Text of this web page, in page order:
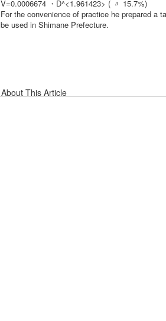
V=0.0006674 ・D^<1.961423> ( 〃 15.7%)
For the convenience of practice he prepared a
be used in Shimane Prefecture.
About This Article